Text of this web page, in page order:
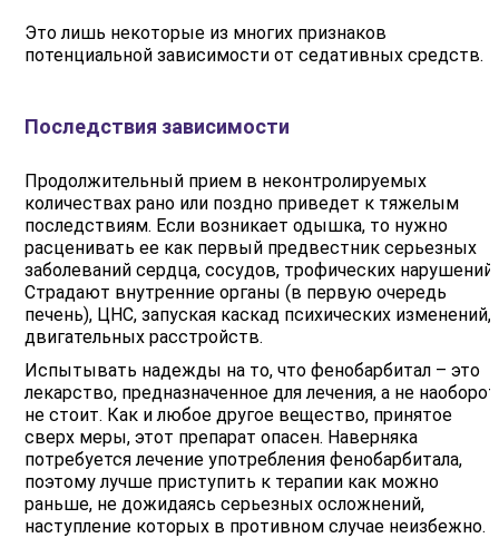
Это лишь некоторые из многих признаков
потенциальной зависимости от седативных средств.
Последствия зависимости
Продолжительный прием в неконтролируемых
количествах рано или поздно приведет к тяжелым
последствиям. Если возникает одышка, то нужно
расценивать ее как первый предвестник серьезных
заболеваний сердца, сосудов, трофических нарушений.
Страдают внутренние органы (в первую очередь
печень), ЦНС, запуская каскад психических изменений,
двигательных расстройств.
Испытывать надежды на то, что фенобарбитал – это
лекарство, предназначенное для лечения, а не
не стоит. Как и любое другое вещество, принятое
сверх меры, этот препарат опасен. Наверняка
потребуется лечение употребления фенобарбитала,
поэтому лучше приступить к терапии как можно
раньше, не дожидаясь серьезных осложнений,
наступление которых в противном случае неизбежно.